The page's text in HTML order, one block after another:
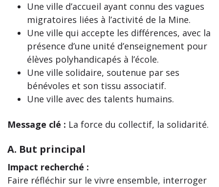
Une ville d’accueil ayant connu des vagues
migratoires liées à l’activité de la Mine.
Une ville qui accepte les différences, avec la
présence d’une unité d’enseignement pour
élèves polyhandicapés à l’école.
Une ville solidaire, soutenue par ses
bénévoles et son tissu associatif.
Une ville avec des talents humains.
Message clé : La force du collectif, la solidarité.
A. But principal
Impact recherché :
Faire réfléchir sur le vivre ensemble, interroger